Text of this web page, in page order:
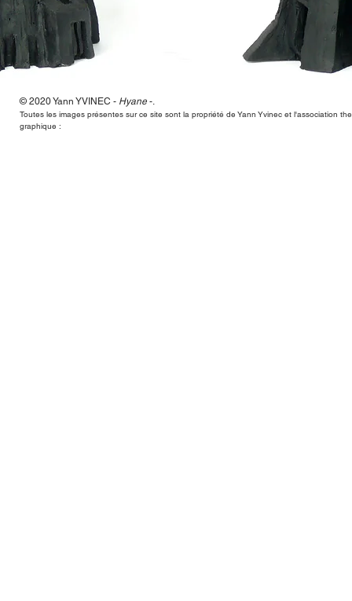
Hyane,Yann Yvinec,plasticien, sculpteur, toulouse, dessins,
© 2020 Yann YVINEC - Hyane -.
Toutes les images présentes sur ce site sont la propriété de Yann Yvinec et l'association
graphique :